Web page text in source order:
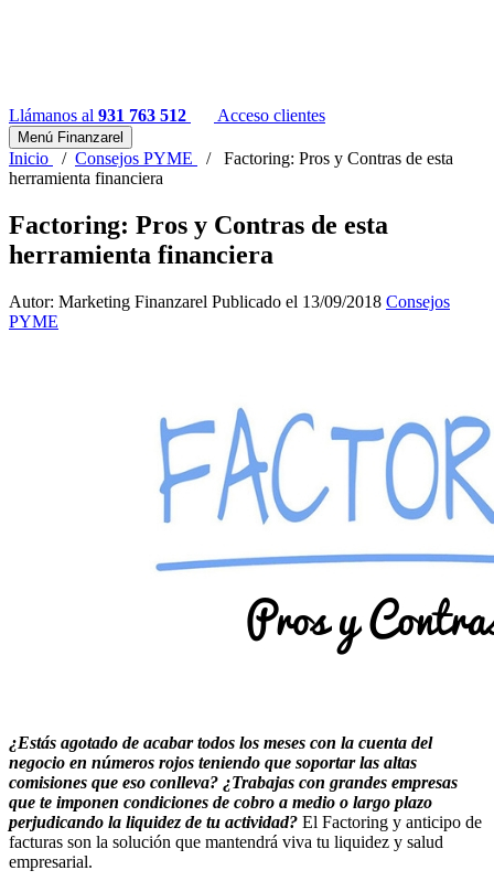
Llámanos al 931 763 512 Acceso clientes
Menú Finanzarel
Inicio / Consejos PYME / Factoring: Pros y Contras de esta
herramienta financiera
Factoring: Pros y Contras de esta
herramienta financiera
Autor: Marketing Finanzarel Publicado el 13/09/2018 Consejos
PYME
¿Estás agotado de acabar todos los meses con la cuenta del
negocio en números rojos teniendo que soportar las altas
comisiones que eso conlleva? ¿Trabajas con grandes empresas
que te imponen condiciones de cobro a medio o largo plazo
perjudicando la liquidez de tu actividad? El Factoring y anticipo de
facturas son la solución que mantendrá viva tu liquidez y salud
empresarial.